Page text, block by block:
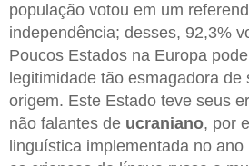
população votou em um
independência; desses, 92,3%
Poucos Estados na Europa
legitimidade tão esmagadora de
origem. Este Estado teve seus
não falantes de ucraniano, por
linguística implementada no